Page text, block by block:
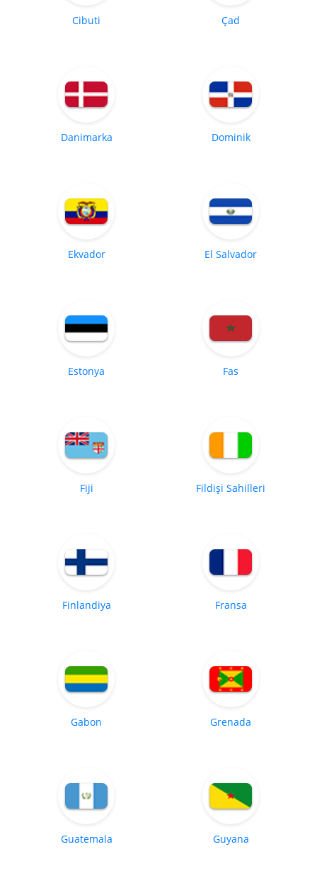
Cibuti Çad
Danimarka Dominik
Ekvador El Salvador
Estonya Fas
Fiji Fildişi Sahilleri
Finlandiya Fransa
Gabon Grenada
Guatemala Guyana